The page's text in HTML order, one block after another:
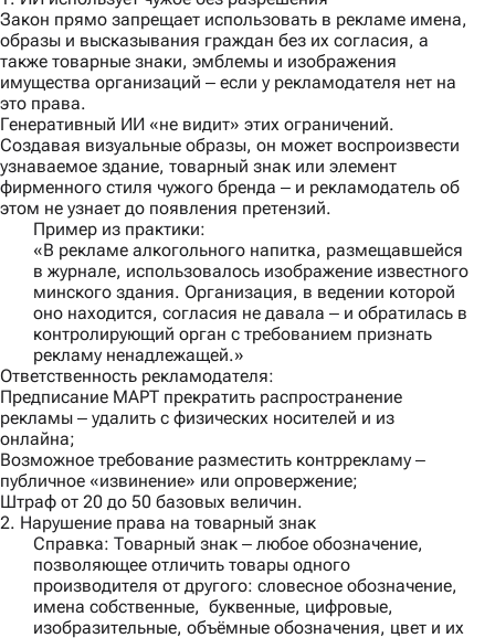
Закон прямо запрещает использовать в рекламе имена,
образы и высказывания граждан без их согласия, а
также товарные знаки, эмблемы и изображения
имущества организаций ‒ если у рекламодателя нет на
это права.
Генеративный ИИ «не видит» этих ограничений.
Создавая визуальные образы, он может воспроизвести
узнаваемое здание, товарный знак или элемент
фирменного стиля чужого бренда ‒ и рекламодатель об
этом не узнает до появления претензий.
Пример из практики:
«В рекламе алкогольного напитка, размещавшейся
в журнале, использовалось изображение известного
минского здания. Организация, в ведении которой
оно находится, согласия не давала ‒ и обратилась в
контролирующий орган с требованием признать
рекламу ненадлежащей.»
Ответственность рекламодателя:
Предписание МАРТ прекратить распространение
рекламы ‒ удалить с физических носителей и из
онлайна;
Возможное требование разместить контррекламу ‒
публичное «извинение» или опровержение;
Штраф от 20 до 50 базовых величин.
2. Нарушение права на товарный знак
Справка: Товарный знак ‒ любое обозначение,
позволяющее отличить товары одного
производителя от другого: словесное обозначение,
имена собственные, буквенные, цифровые,
изобразительные, объёмные обозначения, цвет и их